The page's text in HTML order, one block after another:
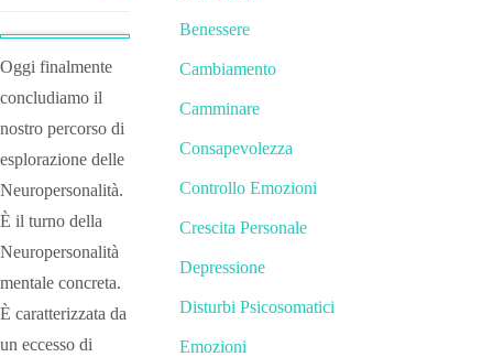
Oggi finalmente
concludiamo il
nostro percorso di
esplorazione delle
Neuropersonalità.
È il turno della
Neuropersonalità
mentale concreta.
È caratterizzata da
un eccesso di
Benessere
Cambiamento
Camminare
Consapevolezza
Controllo Emozioni
Crescita Personale
Depressione
Disturbi Psicosomatici
Emozioni